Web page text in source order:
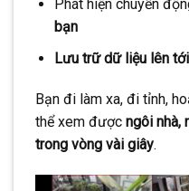
Phát hiện chuyển
bạn
Lưu trữ dữ liệu lên
Bạn đi làm xa, đi tỉnh,
thể xem được ngôi nhà,
trong vòng vài giây.